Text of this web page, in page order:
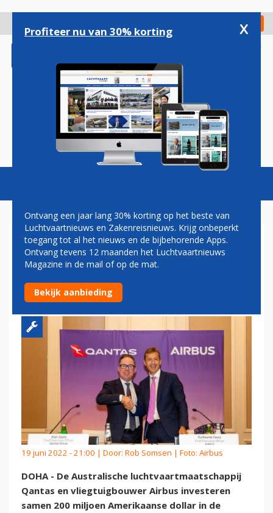
gaan
Check in
Magazine Podcasts Vacatures
QANTAS EN AIRBUS
INVESTEREN SAMEN IN
BIOBRANDSTOFPRODUCTIE
19 juni 2022 - 21:00 | Door: Rob Somsen | Foto: Airbus
DOHA - De Australische luchtvaartmaatschappij
Qantas en vliegtuigbouwer Airbus investeren
samen 200 miljoen Amerikaanse dollar in de
Profiteer nu van 30% korting x
Ontvang een jaar lang 30% korting op het beste van
Luchtvaartnieuws en Zakenreisnieuws. Krijg onbeperkt
toegang tot al het nieuws en de bijbehorende Apps.
Ontvang tevens 12 maanden het Luchtvaartnieuws
Magazine in de mail of op de mat.
Bekijk aanbieding